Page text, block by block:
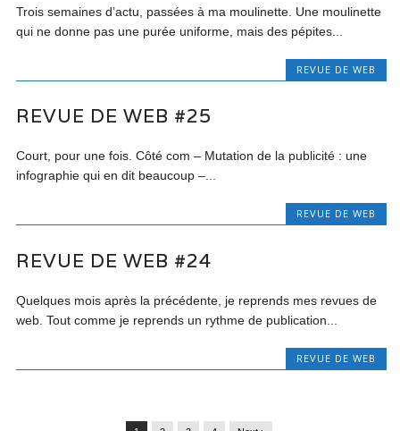
Trois semaines d’actu, passées à ma moulinette. Une moulinette
qui ne donne pas une purée uniforme, mais des pépites...
REVUE DE WEB
REVUE DE WEB #25
Court, pour une fois. Côté com – Mutation de la publicité : une
infographie qui en dit beaucoup –...
REVUE DE WEB
REVUE DE WEB #24
Quelques mois après la précédente, je reprends mes revues de
web. Tout comme je reprends un rythme de publication...
REVUE DE WEB